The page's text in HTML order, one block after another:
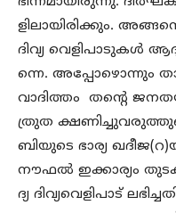
ളിലായിരിക്കും.
ദിവ്യ വെളിപാടുകള്‍
ന്നെ. അപ്പോഴൊന്നും
വാദിത്തം തന്‍റെ
ത്രുത
ബിയുടെ ഭാര്യ
നൗഫല്‍ ഇക്കാര്യം
ദ്യ ദിവ്യവെളിപാട്